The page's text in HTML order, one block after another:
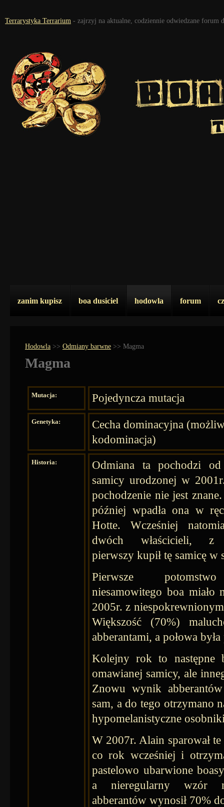
Terrarystyka Terrarium - zajrzyj na aktualne, codziennie odwiedzane forum
zanim kupisz boa dusiciel hodowla forum
Hodowla >> Odmiany barwne >> Magma
Magma
Mutacja: Pojedyncza mutacja
Genetyka:
Cecha dominacyjna
kodominacja)
Historia:
Odmiana ta pochodzi od
samicy urodzonej w
pochodzenie nie jest
później wpadła ona w
Hotte. Wcześniej
dwóch właścicieli, z
pierwszy kupił tę samicę w
Pierwsze
niesamowitego boa miało
2005r. z
Większość (70%)
abberantami, a połowa była
Kolejny rok to następne
omawianej samicy, ale
Znowu wynik
sam, a do tego otrzymano
hypomelanistyczne
W 2007r. Alain sparował te
co rok wcześniej i
pastelowo ubarwione
a nieregularny wzór
abberantów wynosił 70%